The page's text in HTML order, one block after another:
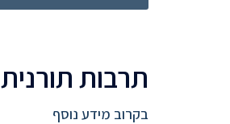
תרבות תורנית
בקרוב מידע נוסף